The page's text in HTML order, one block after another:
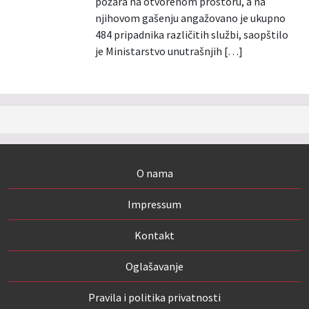
njihovom gašenju angažovano je ukupno
484 pripadnika različitih službi, saopštilo
je Ministarstvo unutrašnjih […]
O nama
Impressum
Kontakt
Oglašavanje
Pravila i politika privatnosti